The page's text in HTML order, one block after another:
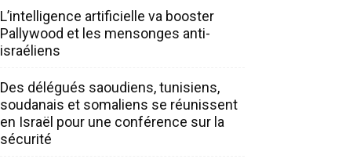
L’intelligence artificielle va booster
Pallywood et les mensonges anti-
israéliens
Des délégués saoudiens, tunisiens,
soudanais et somaliens se réunissent
en Israël pour une conférence sur la
sécurité